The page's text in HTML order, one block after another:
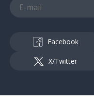
Facebook
X/Twitter